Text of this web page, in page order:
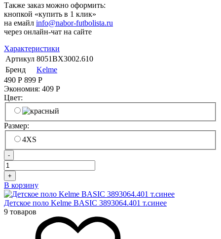
Также заказ можно оформить:
кнопкой «купить в 1 клик»
на емайл info@nabor-futbolista.ru
через онлайн-чат на сайте
Характеристики
Артикул 8051BX3002.610
Бренд
Kelme
490 Р 899 Р
Экономия: 409 Р
Цвет:
Размер:
4XS
-
+
В корзину
Детское поло Kelme BASIC 3893064.401 т.синее
9 товаров